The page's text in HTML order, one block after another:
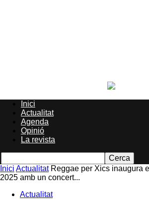
Inici
Actualitat
Agenda
Opinió
La revista
Inici Actualitat Reggae per Xics inaugura
2025 amb un concert...
Actualitat